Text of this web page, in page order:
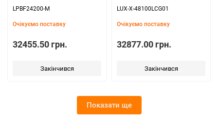
LPBF24200-M
Очікуємо поставку
32455.50 грн.
Закінчився
LUX-X-48100LCG01
Очікуємо поставку
32877.00 грн.
Закінчився
Показати ще